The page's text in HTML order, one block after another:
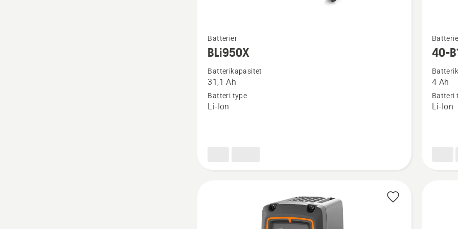
flere
detaljer
om
BLi950X
Batterier
BLi950X
Batterikapasitet
31,1 Ah
Batteri type
Li-Ion
flere
detaljer
om
B140X
40-
4 Ah
Batteri
Li-Ion